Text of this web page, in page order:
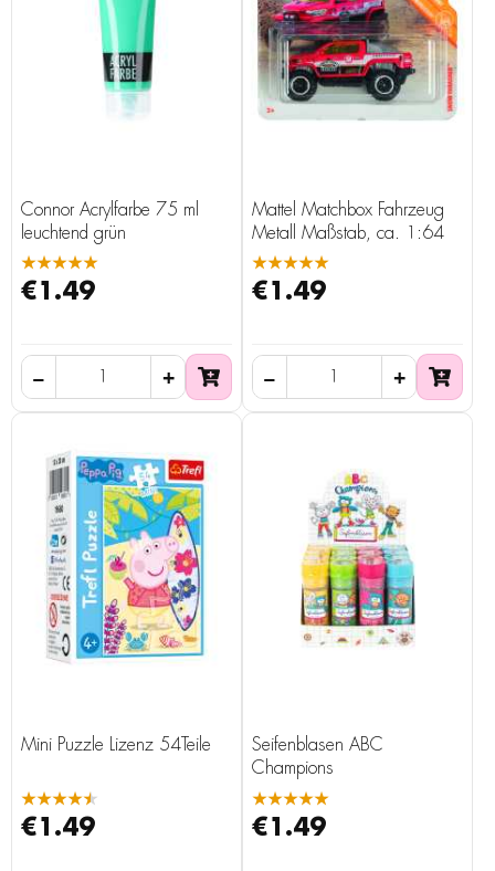
Connor Acrylfarbe 75 ml
leuchtend grün
★★★★★
€1.49
Mattel Matchbox Fahrzeug
Metall Maßstab, ca. 1:64
★★★★★
€1.49
Mini Puzzle Lizenz 54Teile
★★★★★
€1.49
Seifenblasen ABC
Champions
★★★★★
€1.49